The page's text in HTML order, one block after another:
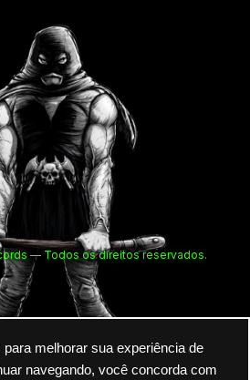
melhorar sua experiência de
navegando, você concorda com
— Todos os direitos reservados.